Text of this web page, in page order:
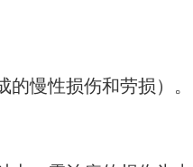
慢性损伤和劳损）。